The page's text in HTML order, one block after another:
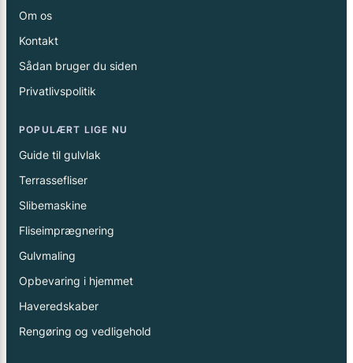
Om os
Kontakt
Sådan bruger du siden
Privatlivspolitik
POPULÆRT LIGE NU
Guide til gulvlak
Terrassefliser
Slibemaskine
Fliseimprægnering
Gulvmaling
Opbevaring i hjemmet
Haveredskaber
Rengøring og vedligehold